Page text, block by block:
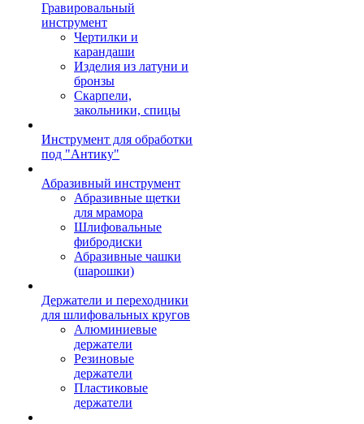
Гравировальный
инструмент
Чертилки и
карандаши
Изделия из латуни и
бронзы
Скарпели,
закольники, спицы
Инструмент для обработки
под "Антику"
Абразивный инструмент
Абразивные щетки
для мрамора
Шлифовальные
фибродиски
Абразивные чашки
(шарошки)
Держатели и переходники
для шлифовальных кругов
Алюминиевые
держатели
Резиновые
держатели
Пластиковые
держатели